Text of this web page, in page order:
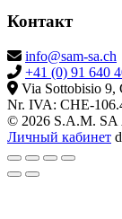
Контакт
info@sam-sa.ch
+41 (0) 91 640
Via Sottobisio 9,
Nr. IVA: CHE-
© 2026 S.A.M. SA
Личный кабинет